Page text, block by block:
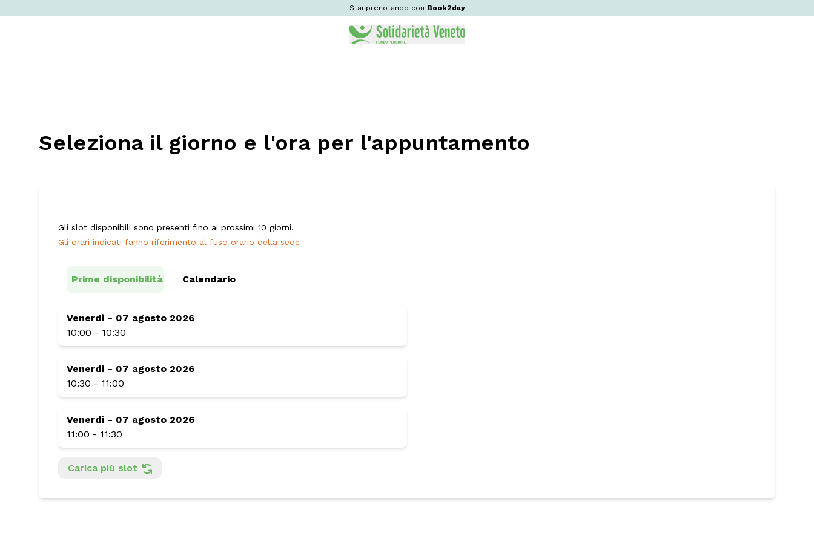
Stai prenotando con Book2day
Seleziona il giorno e l'ora per l'appuntamento
Gli slot disponibili sono presenti fino ai prossimi 10 giorni.
Gli orari indicati fanno riferimento al fuso orario della sede
Prime disponibilità Calendario
venerdì - 07 agosto 2026
10:00 - 10:30
venerdì - 07 agosto 2026
10:30 - 11:00
venerdì - 07 agosto 2026
11:00 - 11:30
Carica più slot